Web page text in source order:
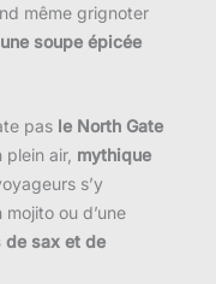
même grignoter
soupe épicée
pas le North Gate
plein air, mythique
s’y
ou d’une
de sax et de